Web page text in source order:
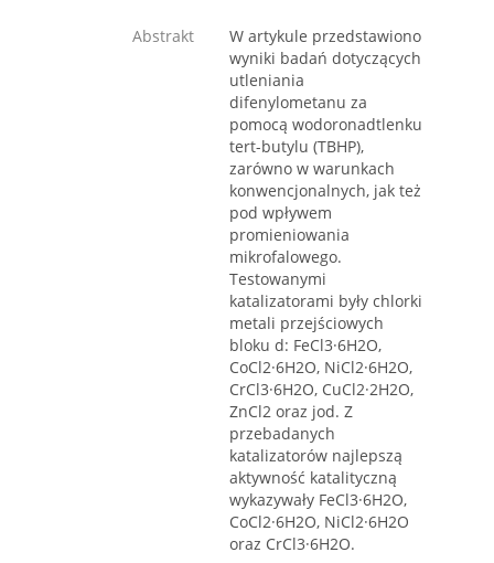
Abstrakt
W artykule przedstawiono
wyniki badań dotyczących
utleniania
difenylometanu za
pomocą wodoronadtlenku
tert-butylu (TBHP),
zarówno w warunkach
konwencjonalnych, jak też
pod wpływem
promieniowania
mikrofalowego.
Testowanymi
katalizatorami były chlorki
metali przejściowych
bloku d: FeCl3·6H2O,
CoCl2·6H2O, NiCl2·6H2O,
CrCl3·6H2O, CuCl2·2H2O,
ZnCl2 oraz jod. Z
przebadanych
katalizatorów najlepszą
aktywność katalityczną
wykazywały FeCl3·6H2O,
CoCl2·6H2O, NiCl2·6H2O
oraz CrCl3·6H2O.